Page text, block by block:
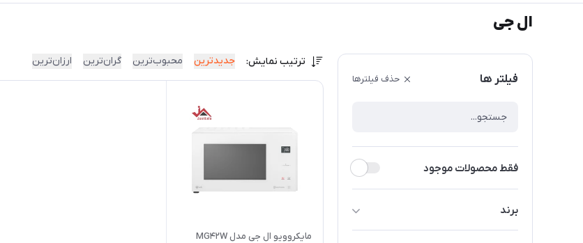
ال جی
فیلتر ها حذف فیلترها
فقط محصولات موجود
برند
ترتیب نمایش: جدیدترین محبوب‌ترین گران‌ترین ارزان‌ترین
مایکروویو ال جی مدل MG۴۲W